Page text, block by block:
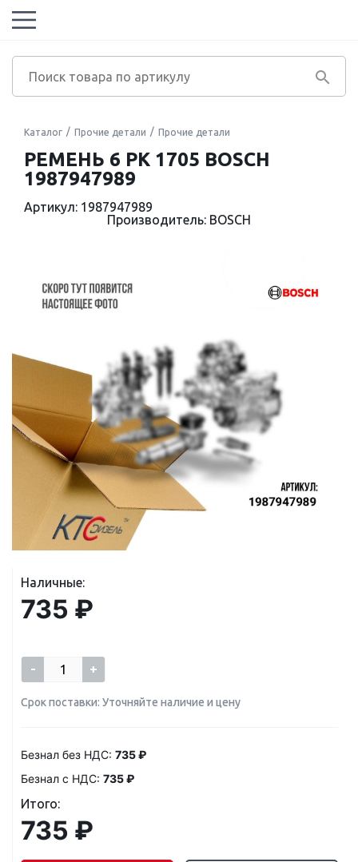
Каталог Прочие детали Прочие детали
РЕМЕНЬ 6 PK 1705 BOSCH
1987947989
Артикул: 1987947989
Производитель: BOSCH
Наличные:
735 ₽
- +
Срок поставки: Уточняйте наличие и цену
Безнал без НДС: 735 ₽
Безнал с НДС: 735 ₽
Итого:
735 ₽